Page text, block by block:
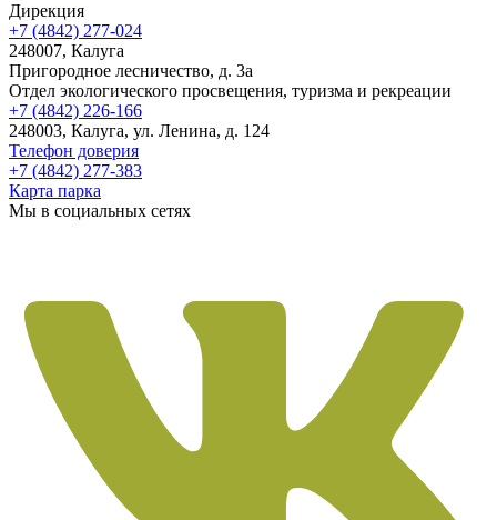
Дирекция
+7 (4842) 277-024
248007, Калуга
Пригородное лесничество, д. 3а
Отдел экологического просвещения, туризма и рекреации
+7 (4842) 226-166
248003, Калуга, ул. Ленина, д. 124
Телефон доверия
+7 (4842) 277-383
Карта парка
Мы в социальных сетях